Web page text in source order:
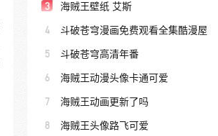
3 海贼王壁纸 艾斯
4 斗破苍穹漫画免费观看全集酷漫屋
5 斗破苍穹高清年番
6 海贼王动漫头像卡通可爱
7 海贼王动画更新了吗
8 海贼王头像路飞可爱